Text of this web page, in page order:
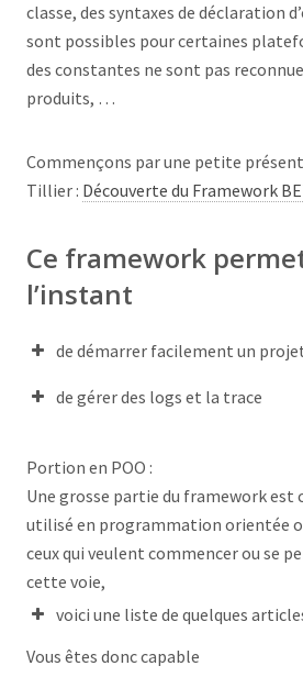
classe, des syntaxes de déclaration
sont possibles pour certaines
des constantes ne sont pas
produits, …
Commençons par une petite
Tillier : Découverte du Framework
Ce framework
l’instant
de démarrer facilement un
de gérer des logs et la trace
Portion en POO :
Une grosse partie du framework est
utilisé en programmation orientée
ceux qui veulent commencer ou se
cette voie,
voici une liste de quelques
Concepts de la
Vous êtes donc capable